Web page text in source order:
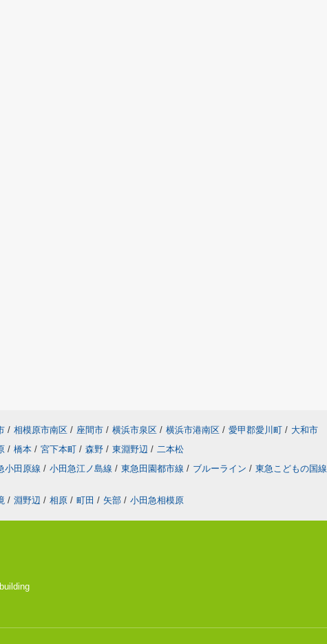
/ 相模原市南区 / 座間市 / 横浜市泉区 / 横浜市港南区 / 愛甲郡愛川町 / 大和市
/ 橋本 / 宮下本町 / 森野 / 東淵野辺 / 二本松
小田原線 / 小田急江ノ島線 / 東急田園都市線 / ブルーライン / 東急こどもの国線
/ 淵野辺 / 相原 / 町田 / 矢部 / 小田急相模原